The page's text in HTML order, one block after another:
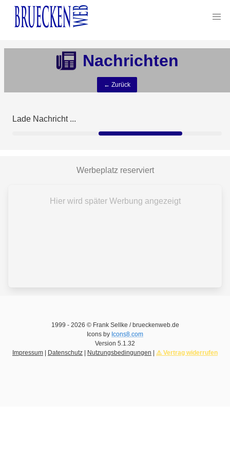
Nachrichten
← Zurück
Lade Nachricht ...
Werbeplatz reserviert
Hier wird später Werbung angezeigt
1999 - 2026 © Frank Sellke / brueckenweb.de
Icons by Icons8.com
Version 5.1.32
Impressum
Datenschutz Nutzungsbedingungen ⚠️ Vertrag widerrufen